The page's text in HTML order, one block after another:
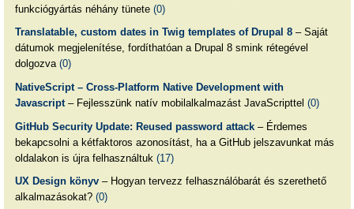
funkciógyártás néhány tünete (0)
Translatable, custom dates in Twig templates of Drupal 8– Saját
dátumok megjelenítése, fordíthatóan a Drupal 8 smink rétegével
dolgozva (0)
NativeScript – Cross-Platform Native Development with
Javascript– Fejlesszünk natív mobilalkalmazást JavaScripttel (0)
GitHub Security Update: Reused password attack– Érdemes
bekapcsolni a kétfaktoros azonosítást, ha a GitHub jelszavunkat más
oldalakon is újra felhasználtuk (17)
UX Design könyv– Hogyan tervezz felhasználóbarát és szerethető
alkalmazásokat? (0)